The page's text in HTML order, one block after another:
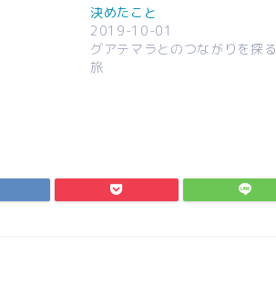
決めたこと
2019-10-01
グアテマラとのつながりを探る
旅